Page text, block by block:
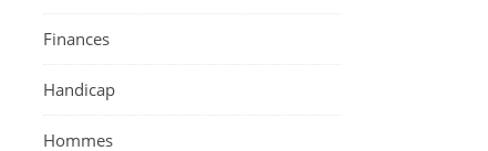
Finances
Handicap
Hommes